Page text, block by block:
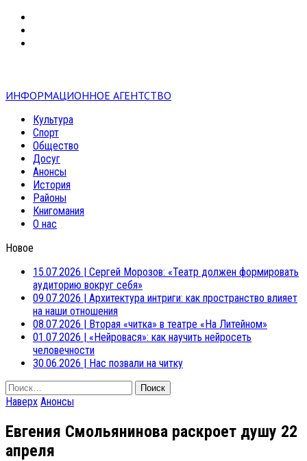
ИНФОРМАЦИОННОЕ АГЕНТСТВО
Культура
Спорт
Общество
Досуг
Анонсы
История
Районы
Книгомания
О нас
Новое
15.07.2026 | Сергей Морозов: «Театр должен формировать
аудиторию вокруг себя»
09.07.2026 | Архитектура интриги: как пространство влияет
на наши отношения
08.07.2026 | Вторая «читка» в театре «На Литейном»
01.07.2026 | «Нейровася»: как научить нейросеть
человечности
30.06.2026 | Нас позвали на читку
Найти:
Наверх Анонсы
Евгения Смольянинова раскроет душу 22
апреля